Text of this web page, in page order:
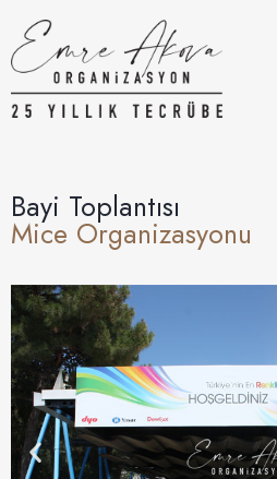
Bayi Toplantısı
Mice Organizasyonu